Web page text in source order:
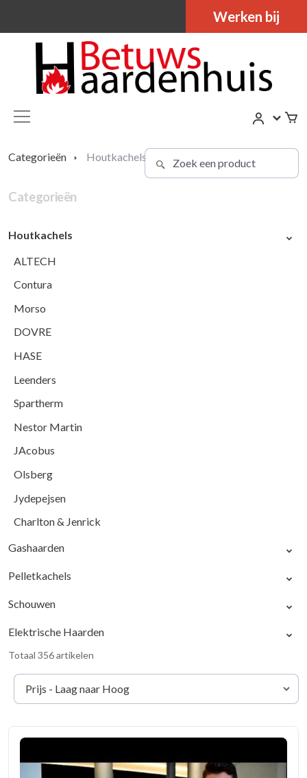
Werken bij
Categorieën Houtkachels
Categorieën
Houtkachels
ALTECH
Contura
Morso
DOVRE
HASE
Leenders
Spartherm
Nestor Martin
JAcobus
Olsberg
Jydepejsen
Charlton & Jenrick
Gashaarden
Pelletkachels
Schouwen
Elektrische Haarden
Totaal 356 artikelen
Prijs - Laag naar Hoog